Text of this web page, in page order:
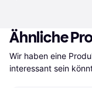
Ähnliche
Wir haben eine
interessant sein